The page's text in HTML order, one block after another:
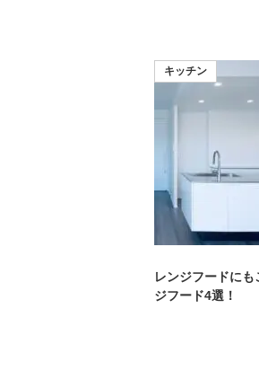
レンジフードに
ジフード4選！
キッチン